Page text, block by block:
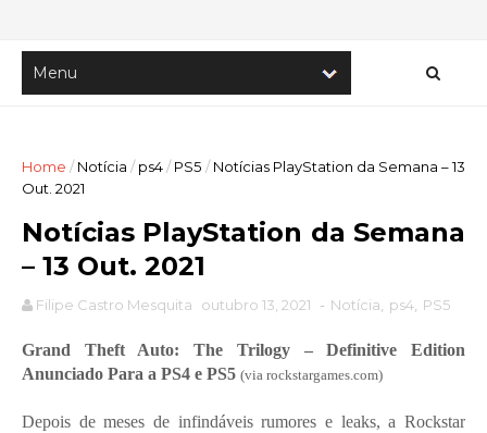
Home / Notícia / ps4 / PS5 / Notícias PlayStation da Semana – 13
Out. 2021
Notícias PlayStation da Semana
– 13 Out. 2021
Filipe Castro Mesquita outubro 13, 2021 - Notícia ps4 PS5
Grand Theft Auto: The Trilogy – Definitive Edition
Anunciado Para a PS4 e PS5 (via rockstargames.com)
Depois de meses de infindáveis rumores e leaks, a Rockstar